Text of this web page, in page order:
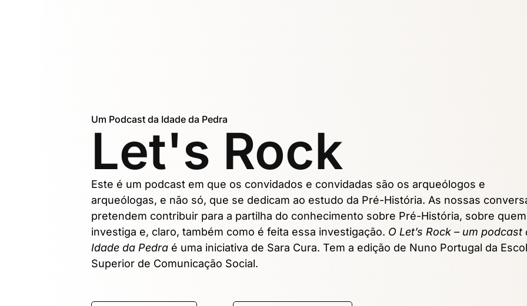
Um Podcast da Idade da Pedra
Let's Rock
Este é um podcast em que os convidados e convidadas são os arqueólogos e
arqueólogas, e não só, que se dedicam ao estudo da Pré-História. As nossas
pretendem contribuir para a partilha do conhecimento sobre Pré-História, sobre
investiga e, claro, também como é feita essa investigação. O Let’s Rock – um podcast
Idade da Pedra é uma iniciativa de Sara Cura. Tem a edição de Nuno Portugal da
Superior de Comunicação Social.